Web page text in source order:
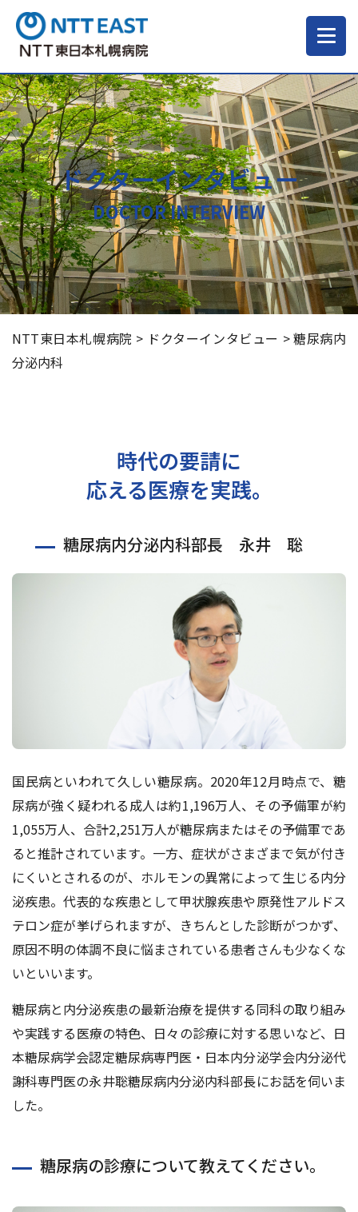
当院について
ご来院される方へ
診療科・部門
医療・介護関係の方
採用情報
ドクターインタビュー
DOCTOR INTERVIEW
NTT東日本札幌病院 > ドクターインタビュー >糖尿病内
分泌内科
時代の要請に
応える医療を実践。
糖尿病内分泌内科部長 永井 聡
国民病といわれて久しい糖尿病。2020年12月時点で、糖
尿病が強く疑われる成人は約1,196万人、その予備軍が約
1,055万人、合計2,251万人が糖尿病またはその予備軍であ
ると推計されています。一方、症状がさまざまで気が付き
にくいとされるのが、ホルモンの異常によって生じる内分
泌疾患。代表的な疾患として甲状腺疾患や原発性アルドス
テロン症が挙げられますが、きちんとした診断がつかず、
原因不明の体調不良に悩まされている患者さんも少なくな
いといいます。
糖尿病と内分泌疾患の最新治療を提供する同科の取り組み
や実践する医療の特色、日々の診療に対する思いなど、日
本糖尿病学会認定糖尿病専門医・日本内分泌学会内分泌代
謝科専門医の永井聡糖尿病内分泌内科部長にお話を伺いま
した。
糖尿病の診療について教えてください。